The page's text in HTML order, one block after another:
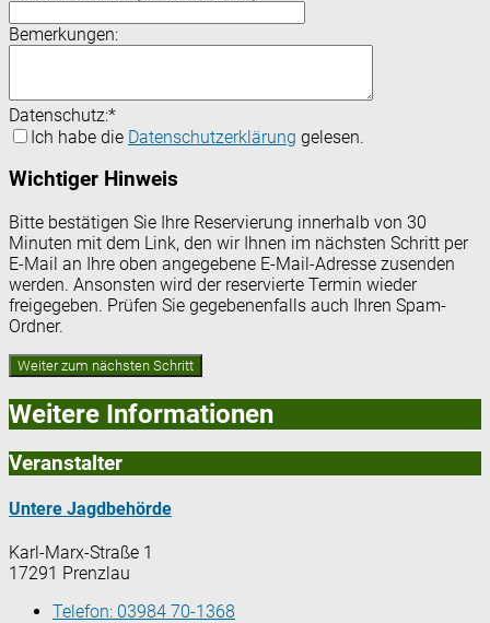
Bemerkungen:
Datenschutz:*
Ich habe die Datenschutzerklärung gelesen.
Wichtiger Hinweis
Bitte bestätigen Sie Ihre Reservierung innerhalb von 30
Minuten mit dem Link, den wir Ihnen im nächsten Schritt per
E-Mail an Ihre oben angegebene E-Mail-Adresse zusenden
werden. Ansonsten wird der reservierte Termin wieder
freigegeben. Prüfen Sie gegebenenfalls auch Ihren Spam-
Ordner.
Weitere Informationen
Veranstalter
Untere Jagdbehörde
Karl-Marx-Straße 1
17291 Prenzlau
Telefon: 03984 70-1368